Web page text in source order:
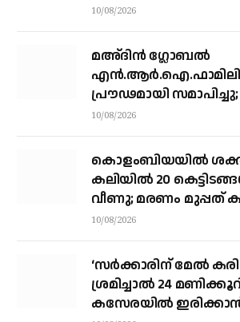
10/08/2026
മഅ്ദിന്‍ ഗ്ലോബല്‍
എന്‍.ആര്‍.ഐ.ഫാമിലി
പ്രൗഢമായി സമാപിച്ചു;
ക്ഷേമത്തിന് സമഗ്ര
ഖലീല്‍ അല്‍ ബുഖാരി
10/08/2026
കൊളംബിയയിൽ
കലിയിൽ 20
വീണു; മരണം മുപ്പത്
10/08/2026
‘സര്‍ക്കാരിന് മേല്‍
ശ്രമിച്ചാല്‍ 24
കസേരയില്‍ ഇരിക്കാന്‍